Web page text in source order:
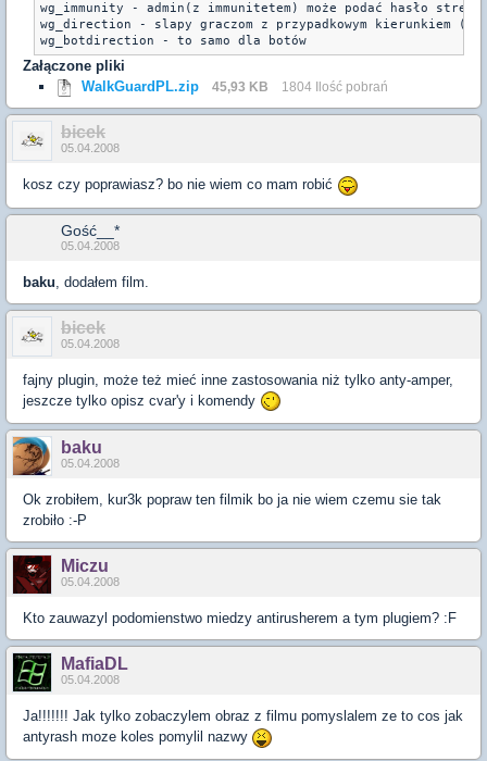
wg_immunity - admin(z immunitetem) może podać hasło strefy
wg_direction - slapy graczom z przypadkowym kierunkiem
wg_botdirection - to samo dla botów
Załączone pliki
WalkGuardPL.zip
45,93 KB 1804 Ilość pobrań
bicek
05.04.2008
kosz czy poprawiasz? bo nie wiem co mam robić
Gość__*
05.04.2008
baku , dodałem film.
bicek
05.04.2008
fajny plugin, może też mieć inne zastosowania niż tylko anty-amper,
jeszcze tylko opisz cvar'y i komendy
baku
05.04.2008
Ok zrobiłem, kur3k popraw ten filmik bo ja nie wiem czemu sie tak
zrobiło :-P
Miczu
05.04.2008
Kto zauwazyl podomienstwo miedzy antirusherem a tym plugiem? :F
MafiaDL
05.04.2008
Ja!!!!!!! Jak tylko zobaczylem obraz z filmu pomyslalem ze to cos jak
antyrash moze koles pomylil nazwy